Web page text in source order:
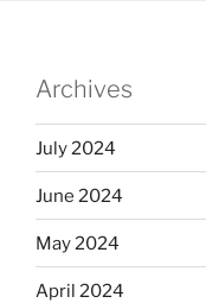
Archives
July 2024
June 2024
May 2024
April 2024